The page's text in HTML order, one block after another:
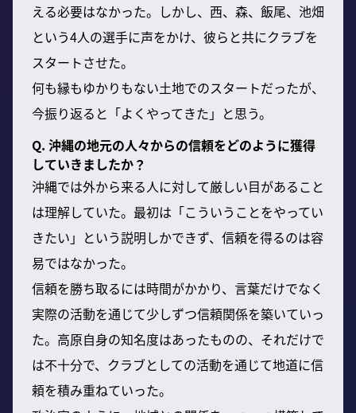
える必要はなかった。しかし、西、森、飯尾、池畑
という4人の選手に声をかけ、彼らと共にクラブを
スタートさせた。
何も縁もゆかりもない土地でのスタートだったが、
今振り返ると「よくやってきた」と思う。
Q. 沖縄の地元の人々からの信頼をどのように獲得
していきましたか？
沖縄では外から来る人に対して厳しい目があること
は理解していた。最初は「こういうことをやってい
きたい」という説明しかできず、信頼を得るのは容
易ではなかった。
信頼を勝ち取るには時間がかかり、言葉だけでなく
実際の活動を通じて少しずつ信頼関係を築いていっ
た。高原自身の知名度はあったものの、それだけで
は不十分で、クラブとしての活動を通じて地道に信
頼を積み重ねていった。